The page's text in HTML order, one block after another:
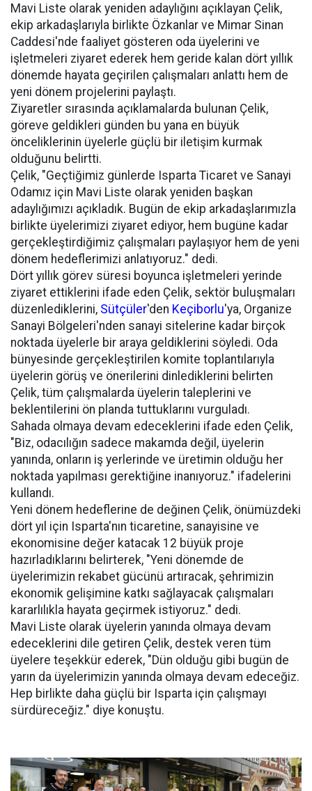
Mavi Liste olarak yeniden adaylığını açıklayan Çelik,
ekip arkadaşlarıyla birlikte Özkanlar ve Mimar Sinan
Caddesi'nde faaliyet gösteren oda üyelerini ve
işletmeleri ziyaret ederek hem geride kalan dört yıllık
dönemde hayata geçirilen çalışmaları anlattı hem de
yeni dönem projelerini paylaştı.
Ziyaretler sırasında açıklamalarda bulunan Çelik,
göreve geldikleri günden bu yana en büyük
önceliklerinin üyelerle güçlü bir iletişim kurmak
olduğunu belirtti.
Çelik, "Geçtiğimiz günlerde Isparta Ticaret ve Sanayi
Odamız için Mavi Liste olarak yeniden başkan
adaylığımızı açıkladık. Bugün de ekip arkadaşlarımızla
birlikte üyelerimizi ziyaret ediyor, hem bugüne kadar
gerçekleştirdiğimiz çalışmaları paylaşıyor hem de yeni
dönem hedeflerimizi anlatıyoruz." dedi.
Dört yıllık görev süresi boyunca işletmeleri yerinde
ziyaret ettiklerini ifade eden Çelik, sektör buluşmaları
düzenlediklerini, Sütçüler'den Keçiborlu'ya, Organize
Sanayi Bölgeleri'nden sanayi sitelerine kadar birçok
noktada üyelerle bir araya geldiklerini söyledi. Oda
bünyesinde gerçekleştirilen komite toplantılarıyla
üyelerin görüş ve önerilerini dinlediklerini belirten
Çelik, tüm çalışmalarda üyelerin taleplerini ve
beklentilerini ön planda tuttuklarını vurguladı.
Sahada olmaya devam edeceklerini ifade eden Çelik,
"Biz, odacılığın sadece makamda değil, üyelerin
yanında, onların iş yerlerinde ve üretimin olduğu her
noktada yapılması gerektiğine inanıyoruz." ifadelerini
kullandı.
Yeni dönem hedeflerine de değinen Çelik, önümüzdeki
dört yıl için Isparta'nın ticaretine, sanayisine ve
ekonomisine değer katacak 12 büyük proje
hazırladıklarını belirterek, "Yeni dönemde de
üyelerimizin rekabet gücünü artıracak, şehrimizin
ekonomik gelişimine katkı sağlayacak çalışmaları
kararlılıkla hayata geçirmek istiyoruz." dedi.
Mavi Liste olarak üyelerin yanında olmaya devam
edeceklerini dile getiren Çelik, destek veren tüm
üyelere teşekkür ederek, "Dün olduğu gibi bugün de
yarın da üyelerimizin yanında olmaya devam edeceğiz.
Hep birlikte daha güçlü bir Isparta için çalışmayı
sürdüreceğiz." diye konuştu.